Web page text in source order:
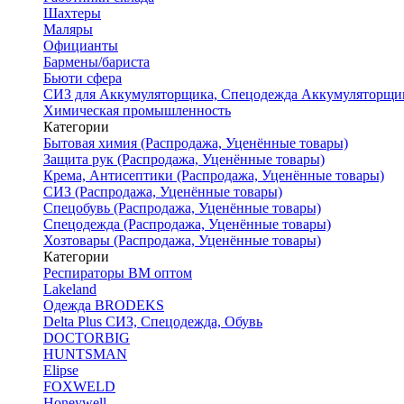
Шахтеры
Маляры
Официанты
Бармены/бариста
Бьюти сфера
СИЗ для Аккумуляторщика, Спецодежда
Химическая промышленность
Категории
Бытовая химия (Распродажа, Уценённые товары)
Защита рук (Распродажа, Уценённые товары)
Крема, Антисептики (Распродажа, Уценённые товары)
СИЗ (Распродажа, Уценённые товары)
Спецобувь (Распродажа, Уценённые товары)
Спецодежда (Распродажа, Уценённые товары)
Хозтовары (Распродажа, Уценённые товары)
Категории
Респираторы ВМ оптом
Lakeland
Одежда BRODEKS
Delta Plus СИЗ, Спецодежда, Обувь
DOCTORBIG
HUNTSMAN
Elipse
FOXWELD